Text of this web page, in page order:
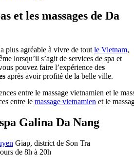
et les massages de Da
plus agréable à vivre de tout le Vietnam,
lorsqu’il s’agit de services de spa et
pouvez faire l’expérience des
après avoir profité de la belle ville.
entre le massage vietnamien et le
Galina Da Nang
Giap, district de Son Tra
de 8h à 20h